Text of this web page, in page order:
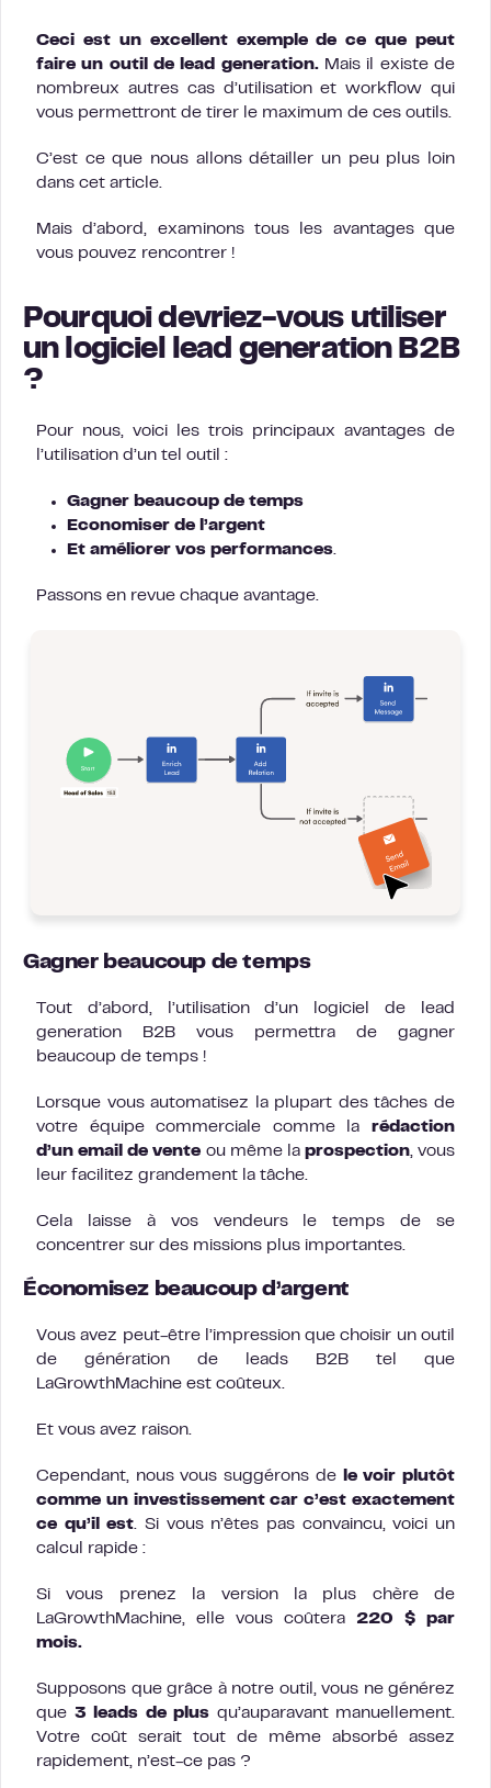
Ceci est un excellent exemple de ce que peut
faire un outil de lead generation.Mais il existe de
nombreux autres cas d’utilisation et workflow qui
vous permettront de tirer le maximum de ces outils.
C’est ce que nous allons détailler un peu plus loin
dans cet article.
Mais d’abord, examinons tous les avantages que
vous pouvez rencontrer !
Pourquoi devriez-vous utiliser
un logiciel lead generation B2B
?
Pour nous, voici les trois principaux avantages de
l’utilisation d’un tel outil :
Gagner beaucoup de temps
Economiser de l’argent
Et améliorer vos performances.
Passons en revue chaque avantage.
Gagner beaucoup de temps
Tout d’abord, l’utilisation d’un logiciel de lead
generation B2B vous permettra de gagner
beaucoup de temps !
Lorsque vous automatisez la plupart des tâches de
votre équipe commerciale comme la rédaction
d’un email de vente ou même la prospection, vous
leur facilitez grandement la tâche.
Cela laisse à vos vendeurs le temps de se
concentrer sur des missions plus importantes.
Économisez beaucoup d’argent
Vous avez peut-être l’impression que choisir un outil
de génération de leads B2B tel que
LaGrowthMachine est coûteux.
Et vous avez raison.
Cependant, nous vous suggérons de
le voir plutôt
comme un investissement car c’est exactement
ce qu’il est. Si vous n’êtes pas convaincu, voici un
calcul rapide :
Si vous prenez la version la plus chère de
LaGrowthMachine, elle vous coûtera 220 $ par
mois.
Supposons que grâce à notre outil, vous ne générez
que 3 leads de plus qu’auparavant manuellement.
Votre coût serait tout de même absorbé assez
rapidement, n’est-ce pas ?